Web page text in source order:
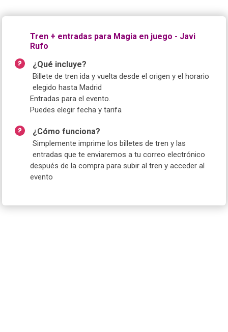
Tren + entradas para Magia en juego - Javi
Rufo
¿Qué incluye?
Billete de tren ida y vuelta desde el origen y el horario
elegido hasta Madrid
Entradas para el evento.
Puedes elegir fecha y tarifa
¿Cómo funciona?
Simplemente imprime los billetes de tren y las
entradas que te enviaremos a tu correo electrónico
después de la compra para subir al tren y acceder al
evento